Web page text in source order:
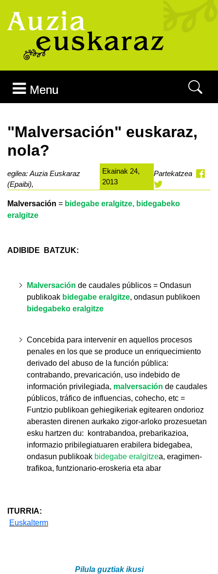
Menu
"Malversación" euskaraz,
nola?
egilea: Auzia Euskaraz
(Epaibi),
Ekainak 24,
2013
Partekatzea
Malversación = bidegabe eralgitze, bidegabeko
eralgitze
ADIBIDE BATZUK:
Malversación de caudales públicos = Ondasun
publikoak bidegabe eralgitze, ondasun publikoen
bidegabeko eralgitze
Concebida para intervenir en aquellos procesos
penales en los que se produce un enriquecimiento
derivado del abuso de la función pública:
contrabando, prevaricación, uso indebido de
información privilegiada, malversación de caudales
públicos, tráfico de influencias, cohecho, etc =
Funtzio publikoan gehiegikeriak egitearen ondorioz
aberasten direnen aurkako zigor-arloko prozesuetan
esku hartzen du: kontrabandoa, prebarikazioa,
informazio pribilegiatuaren erabilera bidegabea,
ondasun publikoak bidegabe eralgitzea, eragimen-
trafikoa, funtzionario-eroskeria eta abar
ITURRIA:
Euskalterm
Pilula guztiak ikusi